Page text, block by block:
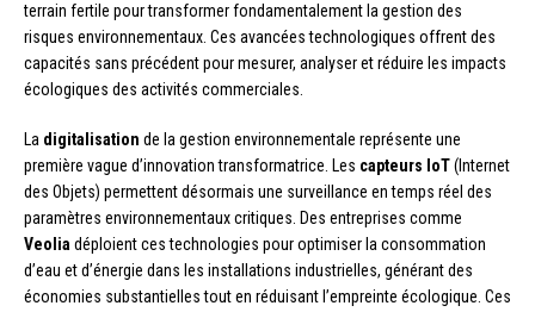
terrain fertile pour transformer fondamentalement la gestion des
risques environnementaux. Ces avancées technologiques offrent des
capacités sans précédent pour mesurer, analyser et réduire les impacts
écologiques des activités commerciales.
La digitalisation de la gestion environnementale représente une
première vague d’innovation transformatrice. Les capteurs IoT(Internet
des Objets) permettent désormais une surveillance en temps réel des
paramètres environnementaux critiques. Des entreprises comme
Veolia déploient ces technologies pour optimiser la consommation
d’eau et d’énergie dans les installations industrielles, générant des
économies substantielles tout en réduisant l’empreinte écologique. Ces